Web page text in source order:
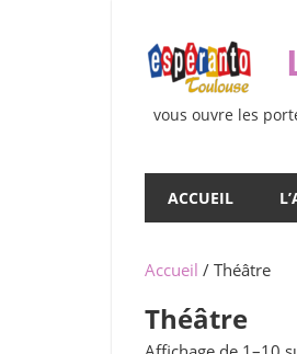
content
vous ouvre les
ACCUEIL
Accueil / Théâtre
Théâtre